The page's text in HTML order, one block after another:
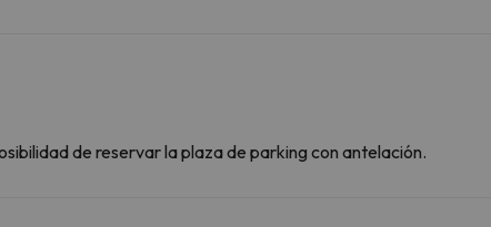
de reservar la plaza de parking con antelación.